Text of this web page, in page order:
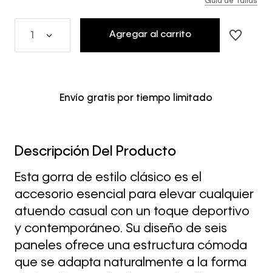
Agregar al carrito
Envío gratis por tiempo limitado
Descripción Del Producto
Esta gorra de estilo clásico es el
accesorio esencial para elevar cualquier
atuendo casual con un toque deportivo
y contemporáneo. Su diseño de seis
paneles ofrece una estructura cómoda
que se adapta naturalmente a la forma